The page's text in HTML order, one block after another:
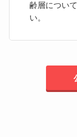
齢層につい
い。​